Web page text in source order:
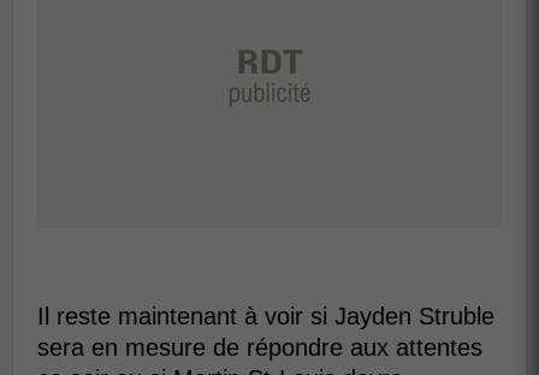
Il reste maintenant à voir si Jayden Struble
sera en mesure de répondre aux attentes